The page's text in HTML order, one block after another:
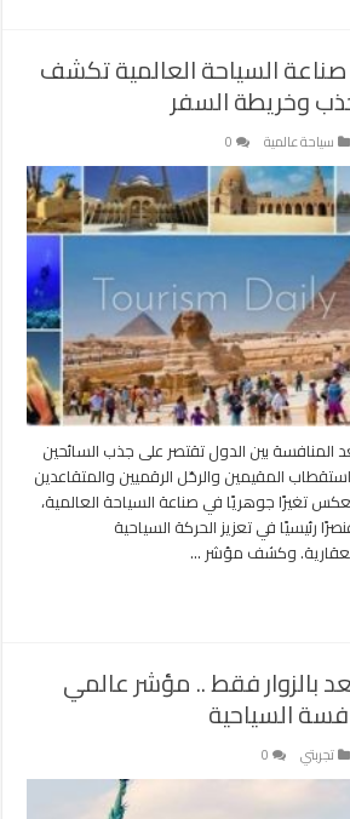
السياحة العالمية تكشف
وخريطة السفر
سياحة عالمية 0
المنافسة بين الدول تقتصر على جذب السائحين
المقيمين والرحّل الرقميين والمتقاعدين
تغيرًا جوهريًا في صناعة السياحة العالمية،
رئيسيًا في تعزيز الحركة السياحية
وكشف مؤشر …
بالزوار فقط .. مؤشر عالمي
السياحية
تجربتي 0